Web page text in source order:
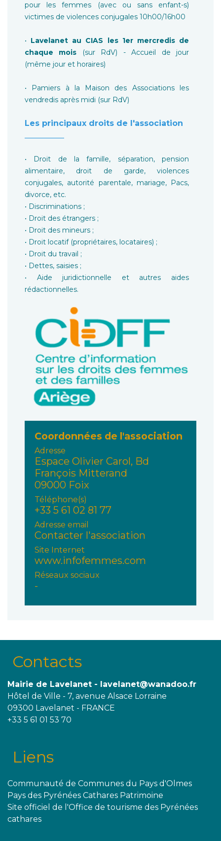
pour les femmes (avec ou sans enfant-s)
victimes de violences conjugales 10h00/16h00
• Lavelanet au CIAS les 1er mercredis de
chaque mois (sur RdV) - Accueil de jour
(même jour et horaires)
• Pamiers à la Maison des Associations les
vendredis après midi (sur RdV)
Les principaux droits de l'association
• Droit de la famille, séparation, pension
alimentaire, droit de garde, violences
conjugales, autorité parentale, mariage, Pacs,
divorce, etc.
• Discriminations ;
• Droit des étrangers ;
• Droit des mineurs ;
• Droit locatif (propriétaires, locataires) ;
• Droit du travail ;
• Dettes, saisies ;
• Aide juridictionnelle et autres aides
rédactionnelles.
Coordonnées de l'association
Adresse
Espace Olivier Carol, Bd
François Mitterand
09000 Foix
Téléphone(s)
+33 5 61 02 81 77
Adresse email
Contacter l'association
Site Internet
www.infofemmes.com
Réseaux sociaux
-
Contacts
Mairie de Lavelanet - lavelanet@wanadoo.fr
Hôtel de Ville - 7, avenue Alsace Lorraine
09300 Lavelanet - FRANCE
+33 5 61 01 53 70
Liens
Communauté de Communes du Pays d'Olmes
Pays des Pyrénées Cathares Patrimoine
Site officiel de l'Office de tourisme des Pyrénées
cathares